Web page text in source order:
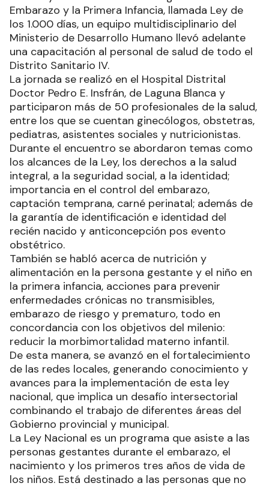
Embarazo y la Primera Infancia, llamada Ley de
los 1.000 días, un equipo multidisciplinario del
Ministerio de Desarrollo Humano llevó adelante
una capacitación al personal de salud de todo el
Distrito Sanitario IV.
La jornada se realizó en el Hospital Distrital
Doctor Pedro E. Insfrán, de Laguna Blanca y
participaron más de 50 profesionales de la salud,
entre los que se cuentan ginecólogos, obstetras,
pediatras, asistentes sociales y nutricionistas.
Durante el encuentro se abordaron temas como
los alcances de la Ley, los derechos a la salud
integral, a la seguridad social, a la identidad;
importancia en el control del embarazo,
captación temprana, carné perinatal; además de
la garantía de identificación e identidad del
recién nacido y anticoncepción pos evento
obstétrico.
También se habló acerca de nutrición y
alimentación en la persona gestante y el niño en
la primera infancia, acciones para prevenir
enfermedades crónicas no transmisibles,
embarazo de riesgo y prematuro, todo en
concordancia con los objetivos del milenio:
reducir la morbimortalidad materno infantil.
De esta manera, se avanzó en el fortalecimiento
de las redes locales, generando conocimiento y
avances para la implementación de esta ley
nacional, que implica un desafío intersectorial
combinando el trabajo de diferentes áreas del
Gobierno provincial y municipal.
La Ley Nacional es un programa que asiste a las
personas gestantes durante el embarazo, el
nacimiento y los primeros tres años de vida de
los niños. Está destinado a las personas que no